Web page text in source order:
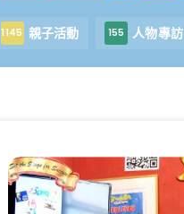
1145 親子活動 155 人物專訪